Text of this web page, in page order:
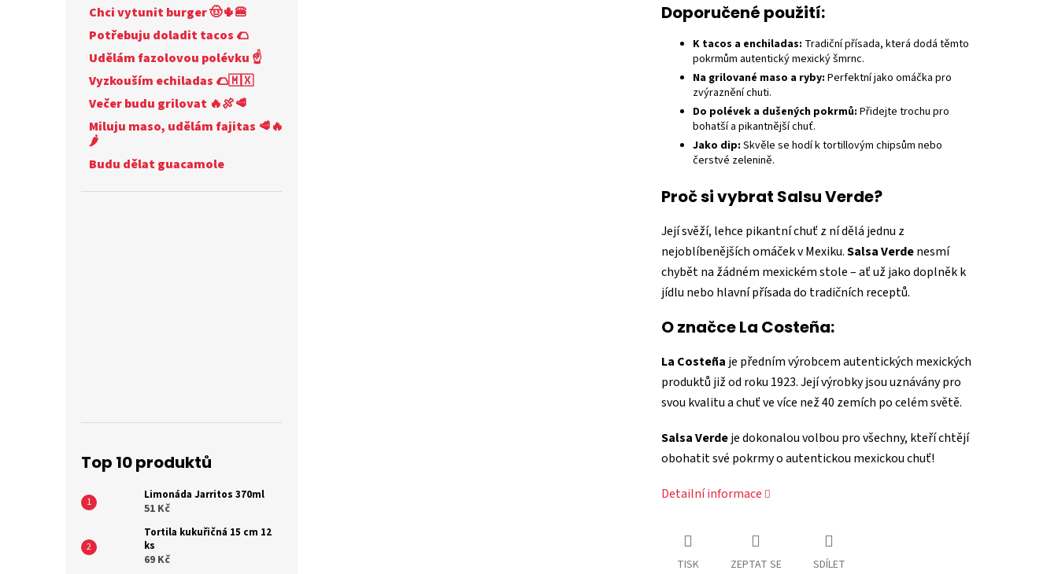
Chci vytunit burger 🤠🌵🍔
Potřebuju doladit tacos 🌮
Udělám fazolovou polévku ☝
Vyzkouším echiladas 🌮🇲🇽
Večer budu grilovat 🔥🍖🥩
Miluju maso, udělám fajitas 🥩🔥
🌶️
Budu dělat guacamole
Top 10 produktů
Limonáda Jarritos 370ml
51 Kč
Tortila kukuřičná 15 cm 12
ks
69 Kč
Doporučené použití:
K tacos a enchiladas: Tradiční přísada, která dodá těmto
pokrmům autentický mexický šmrnc.
Na grilované maso a ryby: Perfektní jako omáčka pro
zvýraznění chuti.
Do polévek a dušených pokrmů: Přidejte trochu pro
bohatší a pikantnější chuť.
Jako dip: Skvěle se hodí k tortillovým chipsům nebo
čerstvé zelenině.
Proč si vybrat Salsu Verde?
Její svěží, lehce pikantní chuť z ní dělá jednu z
nejoblíbenějších omáček v Mexiku.Salsa Verdenesmí
chybět na žádném mexickém stole – ať už jako doplněk k
jídlu nebo hlavní přísada do tradičních receptů.
O značce La Costeña:
La Costeña je předním výrobcem autentických mexických
produktů již od roku 1923. Její výrobky jsou uznávány pro
svou kvalitu a chuť ve více než 40 zemích po celém světě.
Salsa Verdeje dokonalou volbou pro všechny, kteří chtějí
obohatit své pokrmy o autentickou mexickou chuť!
Detailní informace
TISK ZEPTAT SE SDÍLET